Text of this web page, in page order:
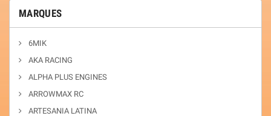
MARQUES
6MIK
AKA RACING
ALPHA PLUS ENGINES
ARROWMAX RC
ARTESANIA LATINA